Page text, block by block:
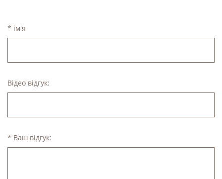
* ім'я
Відео відгук:
* Ваш відгук: